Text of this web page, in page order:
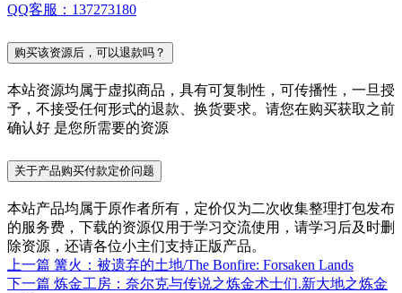
QQ客服：137273180
购买该资源后，可以退款吗？
本站资源均属于虚拟商品，具有可复制性，可传播性，一旦授
予，不接受任何形式的退款、换货要求。请您在购买获取之前
确认好 是您所需要的资源
关于产品购买付款定价问题
本站产品均属于原作者所有，定价仅为二次收集整理打包发布
的服务费，下载的资源仅用于学习交流使用，请学习后及时删
除资源，还请各位小主们支持正版产品。
上一篇 篝火：被遗弃的土地/The Bonfire: Forsaken Lands
下一篇 炼金工房：奈尔克与传说之炼金术士们.新大地之炼金